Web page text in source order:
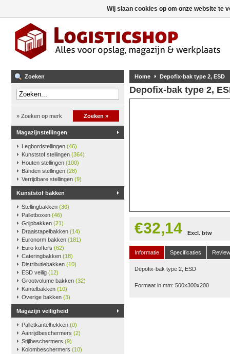
Zoeken
» Zoeken op merk Zoeken »
Magazijnstellingen
Legbordstellingen (46)
Kunststof stellingen (364)
Houten stellingen (100)
Banden stellingen (28)
Verrijdbare stellingen (9)
Kunststof bakken
Stellingbakken (30)
Palletboxen (46)
Grijpbakken (21)
Draaistapelbakken (14)
Euronorm bakken (181)
Euro koffers (62)
Cateringbakken (18)
Distributiebakken (10)
ESD veilig (12)
Grootvolume bakken (32)
Kantelbakken (10)
Overige bakken (3)
Magazijn veiligheid
Palletkantelhekken (0)
Aanrijdbeschermers (2)
Stijlbeschermers (9)
Kolombeschermers (10)
Home Depofix-bak type 2, ESD
Depofix-bak type 2,
€32,14 Excl. btw
Informatie Specificaties
Depofix-bak type 2, ESD
Formaat in mm: 500x300x200
Wij slaan cookies op om onze website te